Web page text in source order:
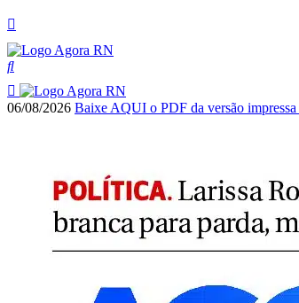
06/08/2026 Baixe AQUI o PDF da versão